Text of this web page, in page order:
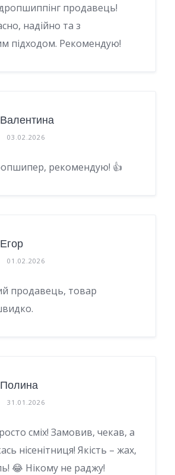
продавець!
надійно та з
підходом. Рекомендую!
Валентина
03.02.2026
рекомендую! 👍
Егор
01.02.2026
продавець, товар
Полина
31.01.2026
сміх! Замовив, чекав, а
нісенітниця! Якість – жах,
😂 Нікому не раджу!